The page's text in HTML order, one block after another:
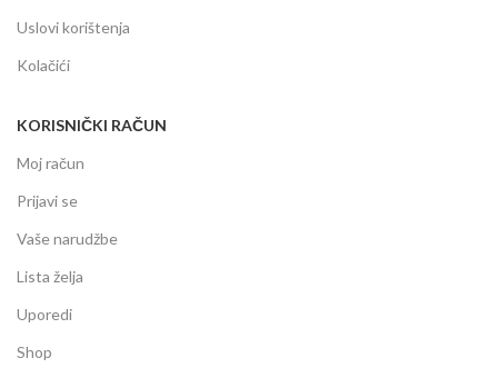
Uslovi korištenja
Kolačići
KORISNIČKI RAČUN
Moj račun
Prijavi se
Vaše narudžbe
Lista želja
Uporedi
Shop